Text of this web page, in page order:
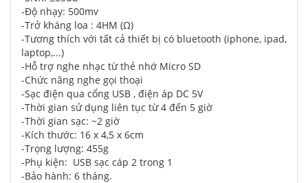
-Độ nhạy: 500mv
-Trở kháng loa : 4HM (Ω)
-Tương thích với tất cả thiết bị có bluetooth (iphone, ipad,
laptop,...)
-Hỗ trợ nghe nhạc từ thẻ nhớ Micro SD
-Chức năng nghe gọi thoại
-Sạc điện qua cổng USB , điện áp DC 5V
-Thời gian sử dụng liên tục từ 4 đến 5 giờ
-Thời gian sạc: ~2 giờ
-Kích thước: 16 x 4,5 x 6cm
-Trọng lượng: 455g
-Phụ kiện: USB sạc cáp 2 trong 1
-Bảo hành: 6 tháng.